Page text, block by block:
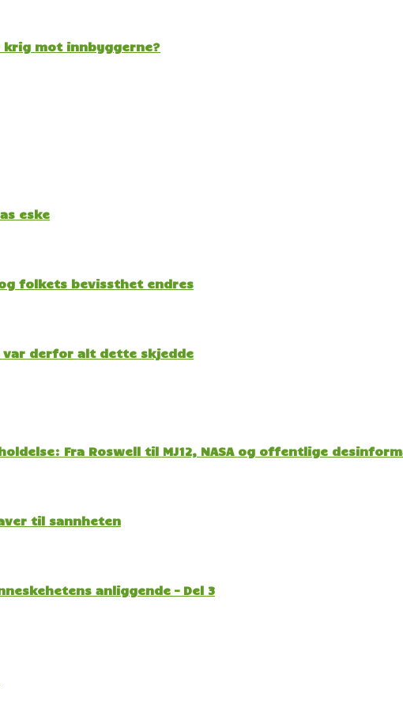
krig mot innbyggerne?
eske
folkets bevissthet endres
var derfor alt dette skjedde
Fra Roswell til MJ12, NASA og offentlige
til sannheten
anliggende – Del 3